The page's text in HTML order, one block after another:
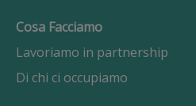
Cosa Facciamo
Lavoriamo in partnership
Di chi ci occupiamo